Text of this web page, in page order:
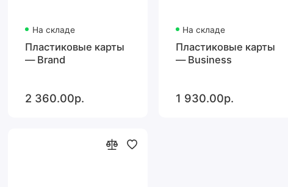
На складе
Пластиковые карты
— Brand
2 360.00р.
На складе
Пластиковые карты
— Business
1 930.00р.